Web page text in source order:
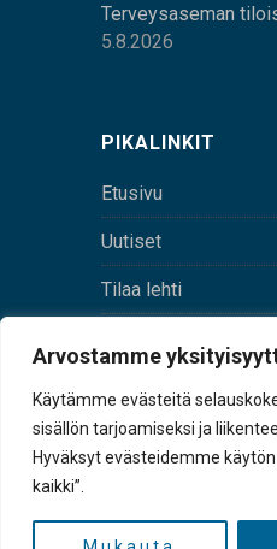
Arvostamme
Käytämme evästeitä
sisällön tarjoamiseksi ja
Hyväksyt evästeidemme
kaikki”.
Terveysaseman
5.8.2026
PIKALINKIT
Etusivu
Uutiset
Tilaa lehti
tunnus 0167229-8